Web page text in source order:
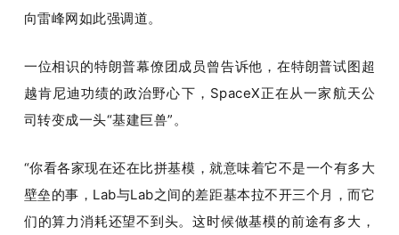
动
中
心
GAIR
专
向雷峰网如此强调道。
一位相识的特朗普幕僚团成员曾告诉他，在特朗普试图超
越肯尼迪功绩的政治野心下，SpaceX正在从一家航天公
司转变成一头“基建巨兽”。
“你看各家现在还在比拼基模，就意味着它不是一个有多大
壁垒的事，Lab与Lab之间的差距基本拉不开三个月，而它
们的算力消耗还望不到头。这时候做基模的前途有多大，